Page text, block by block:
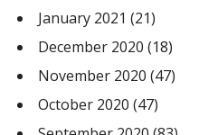
January 2021 (21)
December 2020 (18)
November 2020 (47)
October 2020 (47)